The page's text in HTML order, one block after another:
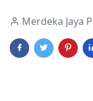
Merdeka Jaya